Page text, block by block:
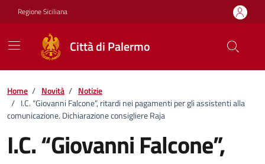
Vai ai contenuti
Vai al footer
Regione Siciliana
Città di Palermo
Home / Novità / Notizie
/ I.C. “Giovanni Falcone”, ritardi nei pagamenti per gli assistenti alla
comunicazione. Dichiarazione consigliere Raja
I.C. “Giovanni Falcone”,